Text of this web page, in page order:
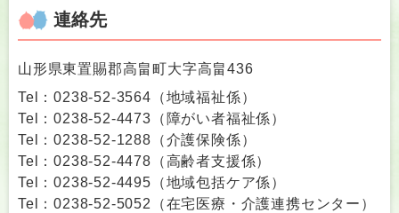
連絡先
山形県東置賜郡高畠町大字高畠436
Tel：0238-52-3564 （地域福祉係）
Tel：0238-52-4473 （ 障がい者福祉係）
Tel：0238-52-1288 （介護保険係）
Tel：0238-52-4478 （高齢者支援係）
Tel：0238-52-4495 （地域包括ケア係）
Tel：0238-52-5052
（在宅医療・介護連携センター ）